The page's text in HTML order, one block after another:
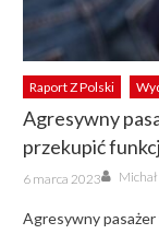
Raport Z Polski
Agresywny
przekupić
Posted
on
6 marca 2023 Author
Agresywny pasażer